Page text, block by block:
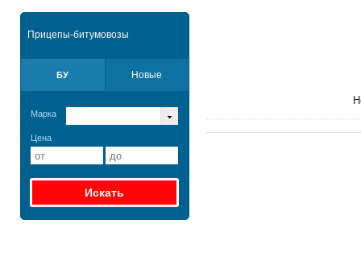
Прицепы-битумовозы
БУ Новые
Марка
Цена